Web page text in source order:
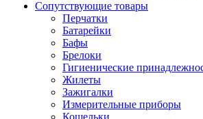
Сопутствующие товары
Перчатки
Батарейки
Бафы
Брелоки
Гигиенические
Жилеты
Зажигалки
Измерительные приборы
Кошельки